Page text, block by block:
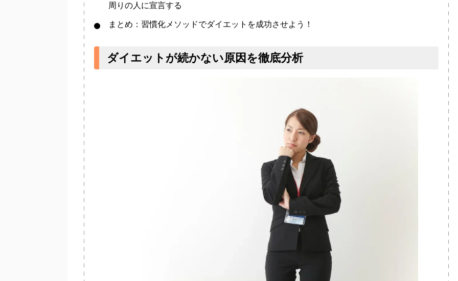
周りの人に宣言する
まとめ：習慣化メソッドでダイエットを成功させよう！
ダイエットが続かない原因を徹底分析